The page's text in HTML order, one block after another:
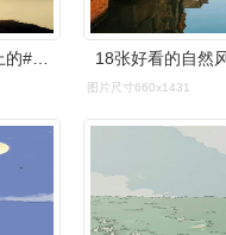
就算剩下1%的电量也要换上的#壁纸 #欢迎取图 #手机墙纸 - 抖音 18张好看的自然
图片尺寸660x1431